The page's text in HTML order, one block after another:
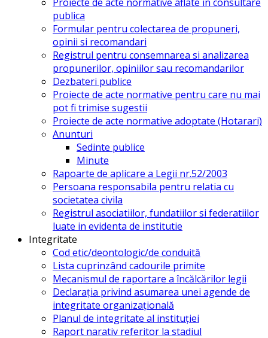
publica
Formular pentru colectarea de propuneri,
opinii si recomandari
Registrul pentru consemnarea si analizarea
propunerilor, opiniilor sau recomandarilor
Dezbateri publice
Proiecte de acte normative pentru care nu mai
pot fi trimise sugestii
Proiecte de acte normative adoptate (Hotarari)
Anunturi
Sedinte publice
Minute
Rapoarte de aplicare a Legii nr.52/2003
Persoana responsabila pentru relatia cu
societatea civila
Registrul asociatiilor, fundatiilor si federatiilor
luate in evidenta de institutie
Integritate
Cod etic/deontologic/de conduită
Lista cuprinzând cadourile primite
Mecanismul de raportare a încălcărilor legii
Declarația privind asumarea unei agende de
integritate organizațională
Planul de integritate al instituției
Raport narativ referitor la stadiul